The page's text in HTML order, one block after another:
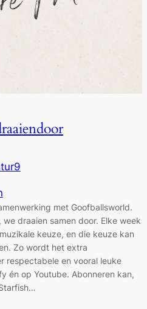
met Goofballsworld.
draaien samen door. Elke week
keuze, en die keuze kan
Zo wordt het extra
respectabele en vooral leuke
én op Youtube. Abonneren kan,